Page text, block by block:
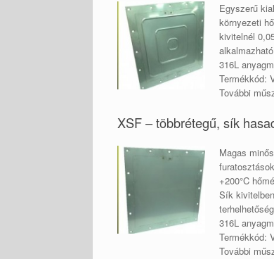
Egyszerű
környezeti
kivitelnél
316L
Termékkód:
További
XSF – többrétegű, sík
Magas
+200°C
Sík
316L
Termékkód:
További